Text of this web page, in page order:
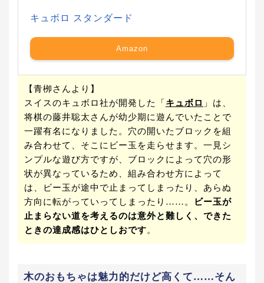
キュボロ スタンダード
Amazon
【青栁さんより】
スイスのキュボロ社が開発した「キュボロ 」は、
将棋の藤井聡太さんが幼少期に遊んでいたことで
一躍有名になりました。穴の開いたブロックを組
み合わせて、そこにビー玉を走らせます。一見シ
ンプルな遊び方ですが、ブロックによって穴の形
状が異なっているため、組み合わせ方によって
は、ビー玉が途中で止まってしまったり、あらぬ
方向に転がっていってしまったり……。
ビー玉が
止まらない道を考えるのは意外と難しく、できた
ときの達成感はひとしおです。
木のおもちゃは魅力的だけど高くて……そん